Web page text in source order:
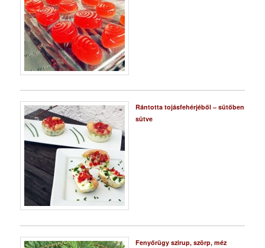
Rántotta tojásfehérjéből – sütőben
sütve
Fenyőrügy szirup, szörp, méz